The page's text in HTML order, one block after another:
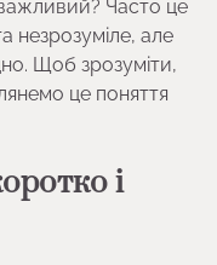
Часто це
незрозуміле, але
Щоб зрозуміти,
це поняття
і